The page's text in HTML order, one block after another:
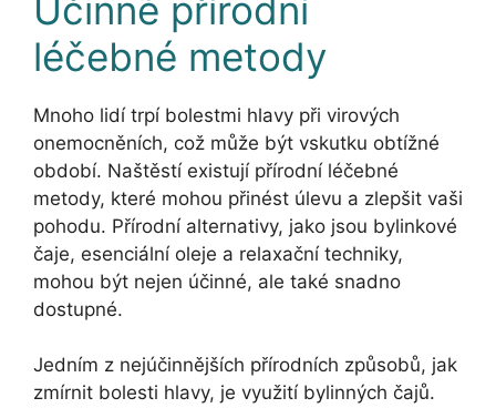
Účinné přírodní
léčebné metody
Mnoho lidí trpí bolestmi hlavy při virových
onemocněních, což může být vskutku obtížné
období. Naštěstí existují přírodní léčebné
metody, které mohou přinést úlevu a zlepšit vaši
pohodu. Přírodní alternativy, jako jsou bylinkové
čaje, esenciální oleje a relaxační techniky,
mohou být nejen účinné, ale také snadno
dostupné.
Jedním z nejúčinnějších přírodních způsobů, jak
zmírnit bolesti hlavy, je využití bylinných čajů.